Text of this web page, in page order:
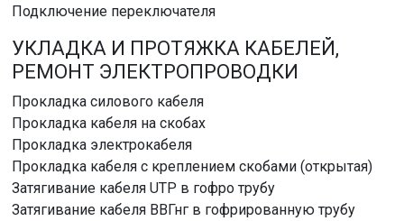
Подключение переключателя
УКЛАДКА И ПРОТЯЖКА КАБЕЛЕЙ,
РЕМОНТ ЭЛЕКТРОПРОВОДКИ
Прокладка силового кабеля
Прокладка кабеля на скобах
Прокладка электрокабеля
Прокладка кабеля с креплением скобами (открытая)
Затягивание кабеля UTP в гофро трубу
Затягивание кабеля ВВГнг в гофрированную трубу